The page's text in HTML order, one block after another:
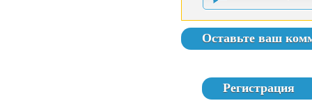
Оставьте ваш
Регистрация